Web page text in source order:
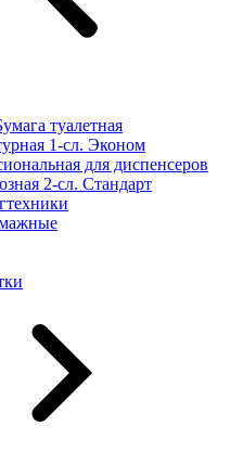
туалетная
1-сл. Эконом
для диспенсеров
2-сл. Стандарт